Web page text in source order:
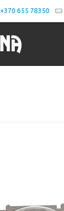
+370 655 78350